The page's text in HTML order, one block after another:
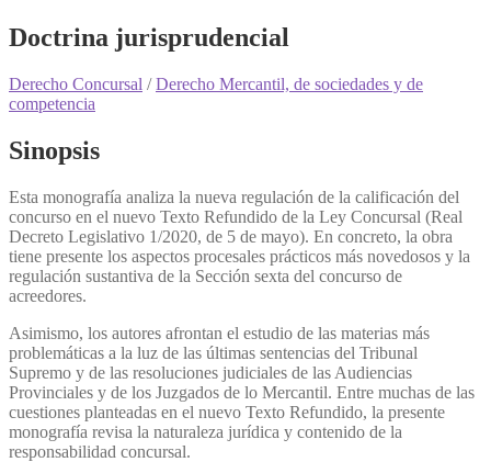
Doctrina jurisprudencial
Derecho Concursal /Derecho Mercantil, de sociedades y de
competencia
Sinopsis
Esta monografía analiza la nueva regulación de la calificación del
concurso en el nuevo Texto Refundido de la Ley Concursal (Real
Decreto Legislativo 1/2020, de 5 de mayo). En concreto, la obra
tiene presente los aspectos procesales prácticos más novedosos y la
regulación sustantiva de la Sección sexta del concurso de
acreedores.
Asimismo, los autores afrontan el estudio de las materias más
problemáticas a la luz de las últimas sentencias del Tribunal
Supremo y de las resoluciones judiciales de las Audiencias
Provinciales y de los Juzgados de lo Mercantil. Entre muchas de las
cuestiones planteadas en el nuevo Texto Refundido, la presente
monografía revisa la naturaleza jurídica y contenido de la
responsabilidad concursal.